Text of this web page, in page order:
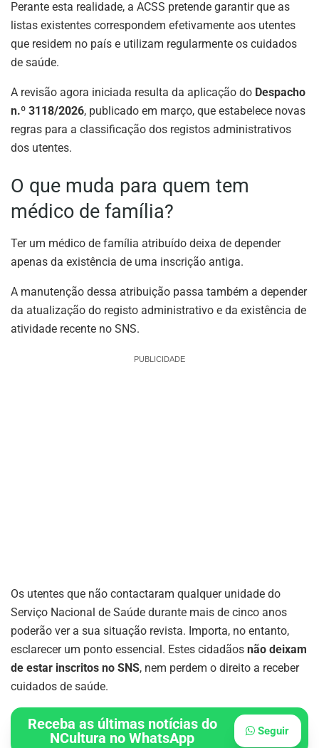
Perante esta realidade, a ACSS pretende garantir que as
listas existentes correspondem efetivamente aos utentes
que residem no país e utilizam regularmente os cuidados
de saúde.
A revisão agora iniciada resulta da aplicação do Despacho
n.º 3118/2026, publicado em março, que estabelece novas
regras para a classificação dos registos administrativos
dos utentes.
O que muda para quem tem
médico de família?
Ter um médico de família atribuído deixa de depender
apenas da existência de uma inscrição antiga.
A manutenção dessa atribuição passa também a depender
da atualização do registo administrativo e da existência de
atividade recente no SNS.
PUBLICIDADE
Os utentes que não contactaram qualquer unidade do
Serviço Nacional de Saúde durante mais de cinco anos
poderão ver a sua situação revista. Importa, no entanto,
esclarecer um ponto essencial. Estes cidadãos não deixam
de estar inscritos no SNS, nem perdem o direito a receber
cuidados de saúde.
Receba as últimas notícias do
NCultura no WhatsApp
Seguir